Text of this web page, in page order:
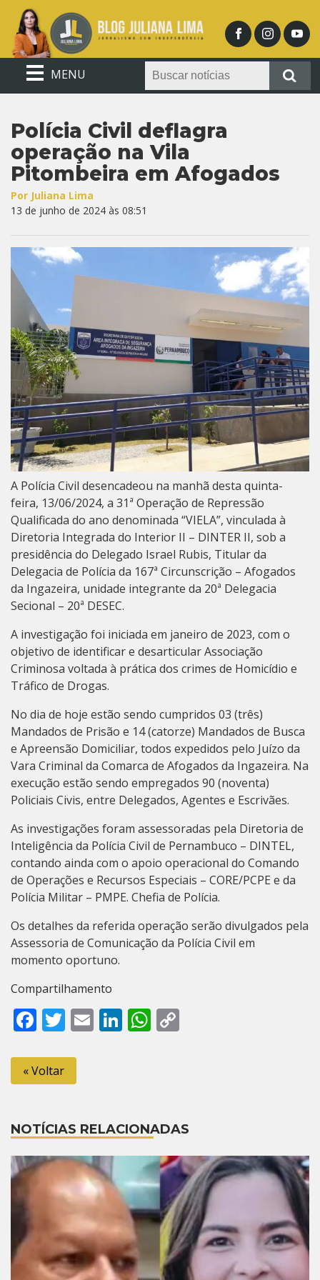
MENU
Polícia Civil deflagra
operação na Vila
Pitombeira em Afogados
Por Juliana Lima
13 de junho de 2024 às 08:51
A Polícia Civil desencadeou na manhã desta quinta-
feira, 13/06/2024, a 31ª Operação de Repressão
Qualificada do ano denominada “VIELA”, vinculada à
Diretoria Integrada do Interior II – DINTER II, sob a
presidência do Delegado Israel Rubis, Titular da
Delegacia de Polícia da 167ª Circunscrição – Afogados
da Ingazeira, unidade integrante da 20ª Delegacia
Secional – 20ª DESEC.
A investigação foi iniciada em janeiro de 2023, com o
objetivo de identificar e desarticular Associação
Criminosa voltada à prática dos crimes de Homicídio e
Tráfico de Drogas.
No dia de hoje estão sendo cumpridos 03 (três)
Mandados de Prisão e 14 (catorze) Mandados de Busca
e Apreensão Domiciliar, todos expedidos pelo Juízo da
Vara Criminal da Comarca de Afogados da Ingazeira. Na
execução estão sendo empregados 90 (noventa)
Policiais Civis, entre Delegados, Agentes e Escrivães.
As investigações foram assessoradas pela Diretoria de
Inteligência da Polícia Civil de Pernambuco – DINTEL,
contando ainda com o apoio operacional do Comando
de Operações e Recursos Especiais – CORE/PCPE e da
Polícia Militar – PMPE. Chefia de Polícia.
Os detalhes da referida operação serão divulgados pela
Assessoria de Comunicação da Polícia Civil em
momento oportuno.
Compartilhamento
Facebook
Twitter
EmailLinkedIn
WhatsApp
« Voltar
NOTÍCIAS RELACIONADAS